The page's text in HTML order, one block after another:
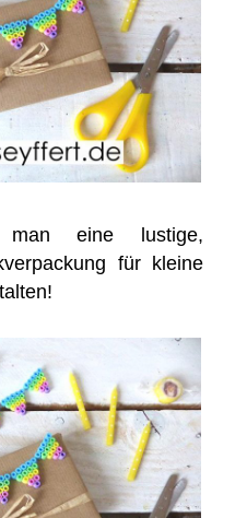
eine lustige,
für kleine